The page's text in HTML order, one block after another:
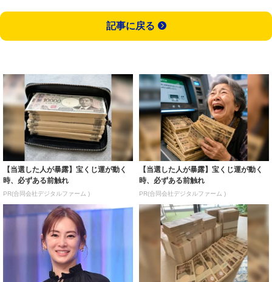
記事に戻る
【当選した人が暴露】宝くじ運が動く
時、必ずある前触れ
PR(合同会社デジタルファーム )
【当選した人が暴露】宝くじ運が動く
時、必ずある前触れ
PR(合同会社デジタルファーム )